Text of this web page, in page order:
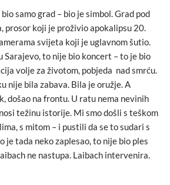
samo grad – bio je simbol. Grad pod
prosor koji je proživio apokalipsu 20.
svijeta koji je uglavnom šutio.
Sarajevo, to nije bio koncert – to je bio
volje za životom, pobjeda nad smrću.
nije bila zabava. Bila je oružje. A
došao na frontu. U ratu nema nevinih
težinu istorije. Mi smo došli s teškom
s mitom – i pustili da se to sudari s
je tada neko zaplesao, to nije bio ples
ne nastupa. Laibach intervenira.